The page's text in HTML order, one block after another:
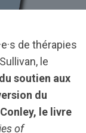
de thérapies
le
soutien aux
du
le livre
of